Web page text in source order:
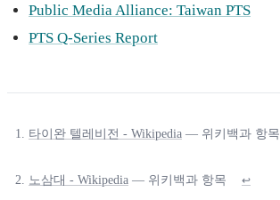
Public Media Alliance: Taiwan PTS
PTS Q-Series Report
타이완 텔레비전 - Wikipedia — 위키백과 항목
노삼대 - Wikipedia — 위키백과 항목 ↩